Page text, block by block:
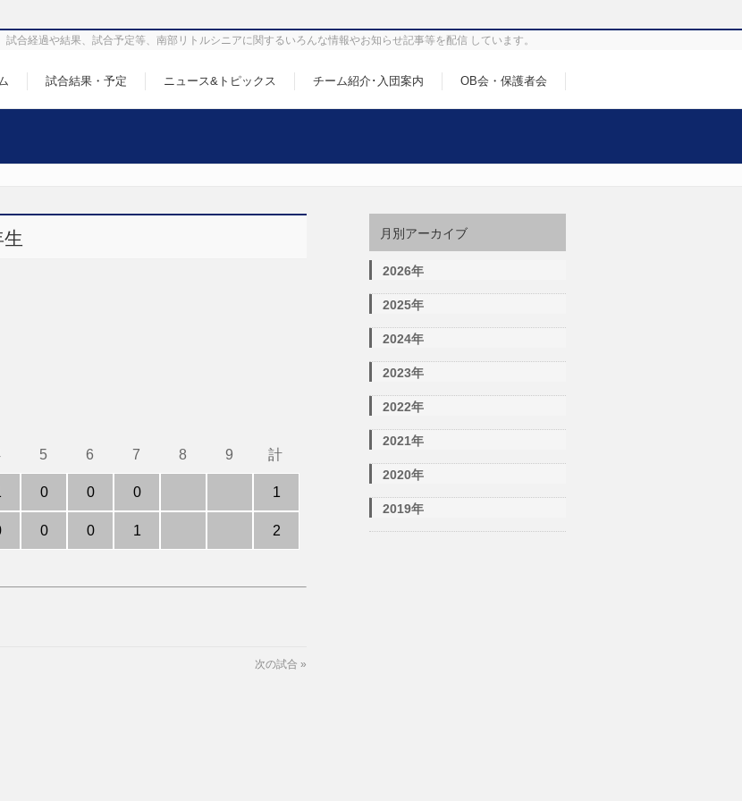
合経過や結果、試合予定等、南部リトルシニアに関するいろんな情報やお知らせ記事等を配信 しています。
試合結果・予定 ニュース&トピックス チーム紹介･入団案内 OB会・保護者会
5
0
0
6
0
0
7
0
1
8 9 計
1
2
次の試合 »
月別アーカイブ
2026年
2025年
2024年
2023年
2022年
2021年
2020年
2019年